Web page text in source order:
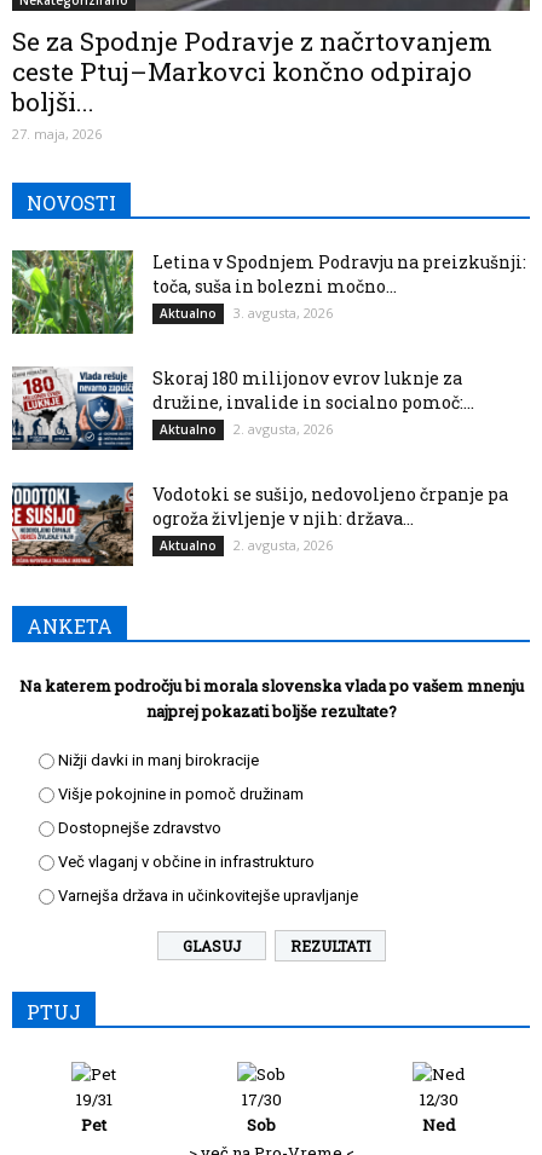
Se za Spodnje Podravje z načrtovanjem
ceste Ptuj–Markovci končno odpirajo
boljši...
27. maja, 2026
NOVOSTI
Letina v Spodnjem Podravju na preizkušnji:
toča, suša in bolezni močno...
Aktualno 3. avgusta, 2026
Skoraj 180 milijonov evrov luknje za
družine, invalide in socialno pomoč:...
Aktualno 2. avgusta, 2026
Vodotoki se sušijo, nedovoljeno črpanje pa
ogroža življenje v njih: država...
Aktualno 2. avgusta, 2026
ANKETA
Na katerem področju bi morala slovenska vlada po vašem mnenju
najprej pokazati boljše rezultate?
Nižji davki in manj birokracije
Višje pokojnine in pomoč družinam
Dostopnejše zdravstvo
Več vlaganj v občine in infrastrukturo
Varnejša država in učinkovitejše upravljanje
REZULTATI
PTUJ
19/31
Pet
17/30
Sob
12/30
Ned